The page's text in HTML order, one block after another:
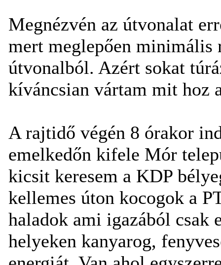
Megnézvén az útvonalat
mert meglepően minimális
útvonalból. Azért sokat
kíváncsian vártam mit hoz
A rajtidő végén 8 órakor
emelkedőn kifele Mór
kicsit keresem a KDP
kellemes úton kocogok a
haladok ami igazából csak
helyeken kanyarog,